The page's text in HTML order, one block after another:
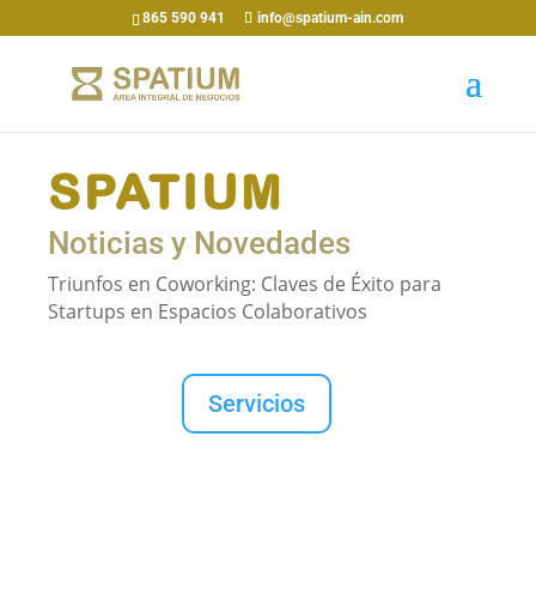
865 590 941 info@spatium-ain.com
SPATIUM
Noticias y Novedades
Triunfos en Coworking: Claves de Éxito para
Startups en Espacios Colaborativos
Servicios